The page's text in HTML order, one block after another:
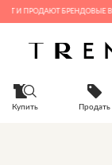
БРЕНДОВЫЕ ВЕЩИ
Купить Продать